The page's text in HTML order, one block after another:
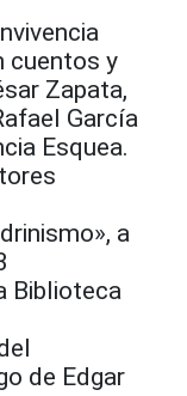
cuentos y
Zapata,
García
Esquea.
a
Biblioteca
de Edgar